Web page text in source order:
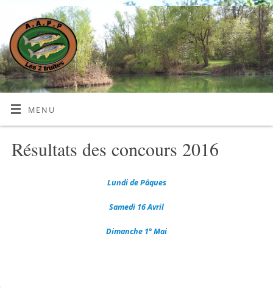
MENU
Résultats des concours 2016
Lundi de Pâques
Samedi 16 Avril
Dimanche 1° Mai